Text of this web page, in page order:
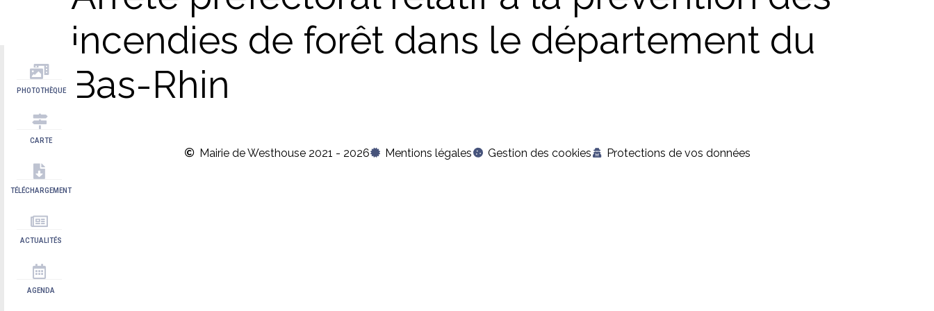
PHOTOTHÈQUE
CARTE
TÉLÉCHARGEMENT
ACTUALITÉS
AGENDA
incendies de forêt dans le département du
Bas-Rhin
Mairie de Westhouse 2021 - 2026 Mentions légales Gestion des cookies Protections de vos données